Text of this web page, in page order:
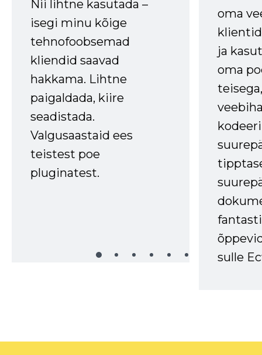
Nii lihtne kasutada –
isegi minu kõige
tehnofoobsemad
kliendid saavad
hakkama. Lihtne
paigaldada, kiire
seadistada.
Valgusaastaid ees
teistest poe
pluginatest.
oma
ja
oma
sulle